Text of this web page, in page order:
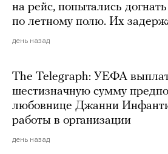
на рейс, попытались
по летному полю. Их
день назад
The Telegraph: УЕФА
шестизначную сумму
любовнице Джанни
работы в организации
день назад